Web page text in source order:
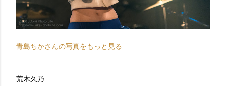
青島ちかさんの写真をもっと見る
荒木久乃